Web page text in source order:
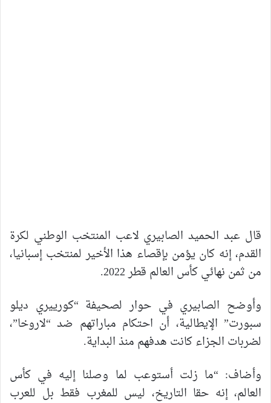
قال عبد الحميد الصابيري لاعب المنتخب الوطني لكرة
القدم، إنه كان يؤمن بإقصاء هذا الأخير لمنتخب إسبانيا،
من ثمن نهائي كأس العالم قطر 2022.
وأوضح الصابيري في حوار لصحيفة “كورييري ديلو
سبورت” الإيطالية، أن احتكام مباراتهم ضد “لاروخا”،
لضربات الجزاء كانت هدفهم منذ البداية.
وأضاف: “ما زلت أستوعب لما وصلنا إليه في كأس
العالم، إنه حقا التاريخ، ليس للمغرب فقط بل للعرب